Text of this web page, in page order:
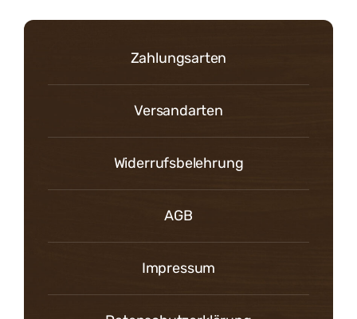
Zahlungsarten
Versandarten
Widerrufsbelehrung
AGB
Impressum